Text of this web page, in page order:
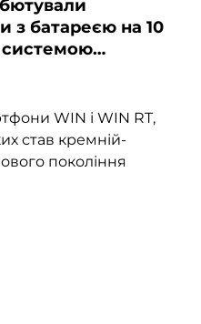
з батареєю на 10
системою
WIN і WIN RT,
став кремній-
покоління